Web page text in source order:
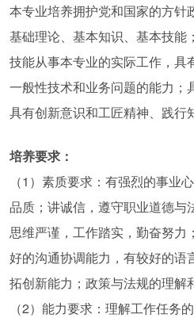
本专业培养拥护党和国家的方针
基础理论、基本知识、基本技能
技能从事本专业的实际工作，具
一般性技术和业务问题的能力；
具有创新意识和工匠精神、践行
培养要求：
（1）素质要求：有强烈的事业
品质；讲诚信，遵守职业道德与
思维严谨，工作踏实，勤奋努力
好的沟通协调能力，有较好的语
拓创新能力；政策与法规的理解
（2）能力要求：理解工作任务